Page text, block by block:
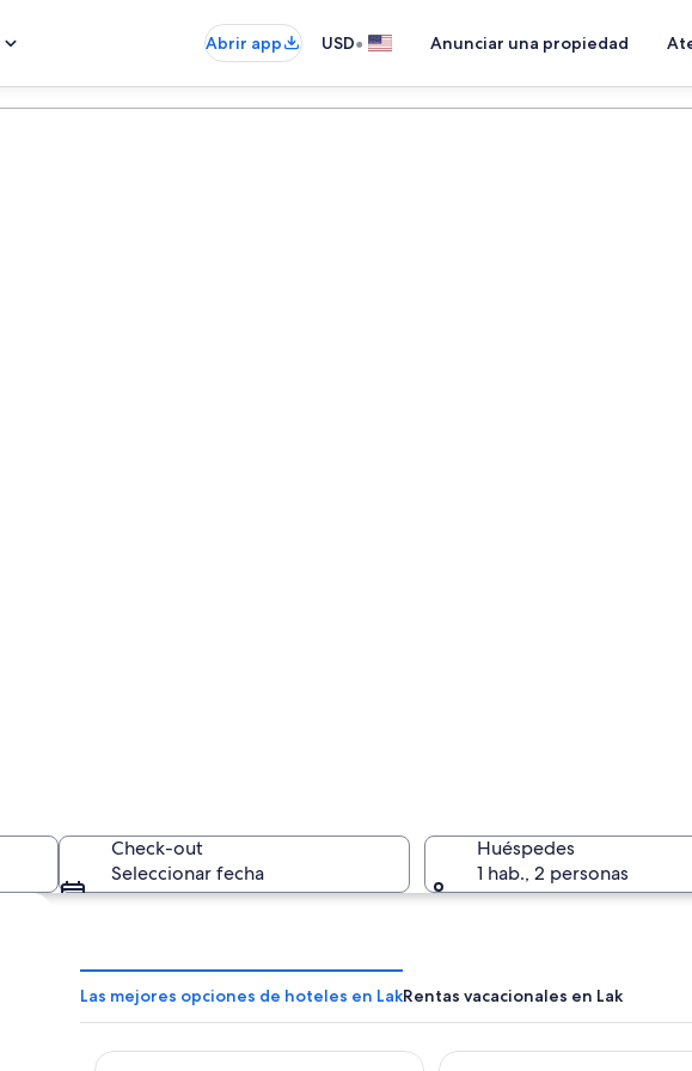
Abrir app USD• Anunciar una propiedad
Check-out
Seleccionar fecha
Huéspedes
1 hab., 2 personas
Las mejores opciones de hoteles en LakRentas vacacionales en Lak
Nha Nghi Van Long Elephants Lak Tented Camp